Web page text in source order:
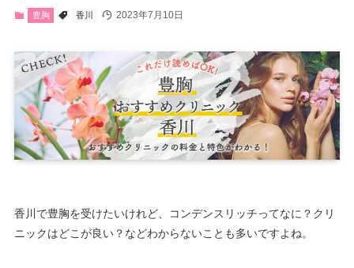
豊胸 香川 2023年7月10日
香川で豊胸を受けたいけれど、コンデンスリッチってなに？クリ
ニックはどこが良い？などわからないことも多いですよね。